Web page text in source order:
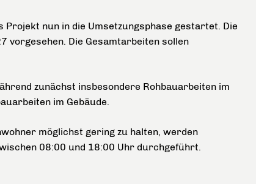
nun in die Umsetzungsphase gestartet. Die
Die Gesamtarbeiten sollen
zunächst insbesondere Rohbauarbeiten im
im Gebäude.
möglichst gering zu halten, werden
08:00 und 18:00 Uhr durchgeführt.